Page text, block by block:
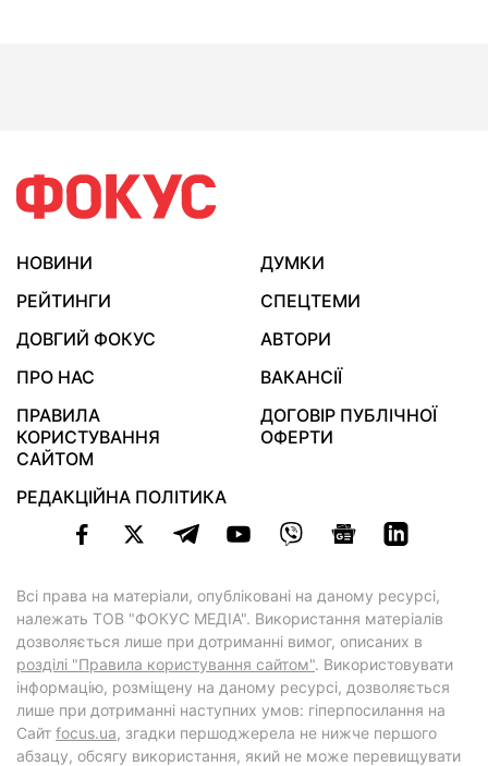
НОВИНИ
ДУМКИ
РЕЙТИНГИ
СПЕЦТЕМИ
ДОВГИЙ ФОКУС
АВТОРИ
ПРО НАС
ВАКАНСІЇ
ПРАВИЛА
КОРИСТУВАННЯ
САЙТОМ
ДОГОВІР ПУБЛІЧНОЇ
ОФЕРТИ
РЕДАКЦІЙНА ПОЛІТИКА
Всі права на матеріали, опубліковані на даному ресурсі,
належать ТОВ "ФОКУС МЕДІА". Використання матеріалів
дозволяється лише при дотриманні вимог, описаних в
розділі "Правила користування сайтом". Використовувати
інформацію, розміщену на даному ресурсі, дозволяється
лише при дотриманні наступних умов: гіперпосилання на
Cайт focus.ua, згадки першоджерела не нижче першого
абзацу, обсягу використання, який не може перевищувати